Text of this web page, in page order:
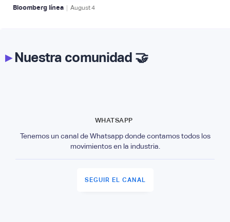
Bloomberg línea | August4
▸Nuestra comunidad 🤝
WHATSAPP
Tenemos un canal de Whatsapp donde contamos todos los
movimientos en la industria.
SEGUIR EL CANAL